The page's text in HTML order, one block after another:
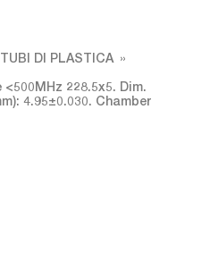
TUBI DI PLASTICA
228.5x5. Dim.
4.95±0.030. Chamber